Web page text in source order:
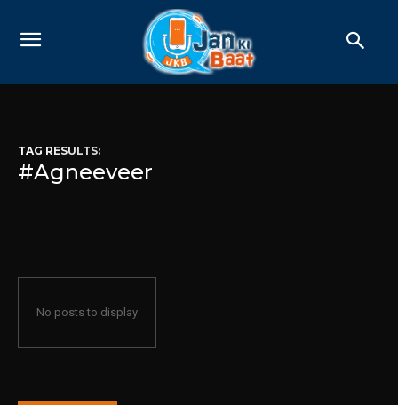
TAG RESULTS:
#Agneeveer
No posts to display